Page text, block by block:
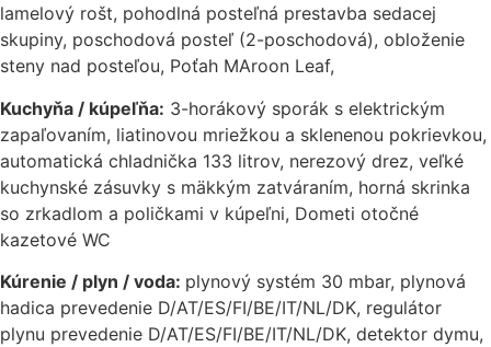
lamelový rošt, pohodlná posteľná prestavba sedacej
skupiny, poschodová posteľ (2-poschodová), obloženie
steny nad posteľou, Poťah MAroon Leaf,
Kuchyňa / kúpeľňa: 3-horákový sporák s elektrickým
zapaľovaním, liatinovou mriežkou a sklenenou pokrievkou,
automatická chladnička 133 litrov, nerezový drez, veľké
kuchynské zásuvky s mäkkým zatváraním, horná skrinka
so zrkadlom a poličkami v kúpeľni, Dometi otočné
kazetové WC
Kúrenie / plyn / voda: plynový systém 30 mbar, plynová
hadica prevedenie D/AT/ES/FI/BE/IT/NL/DK, regulátor
plynu prevedenie D/AT/ES/FI/BE/IT/NL/DK, detektor dymu,